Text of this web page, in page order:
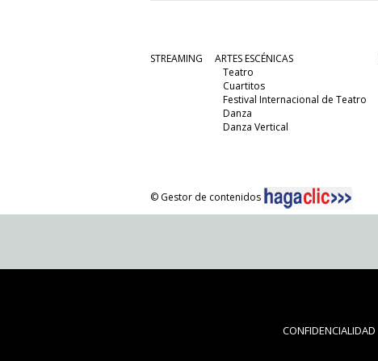
STREAMING
ARTES ESCÉNICAS
Teatro
Cuartitos
Festival Internacional de Teatro
Danza
Danza Vertical
© Gestor de contenidos
CONFIDENCIALIDAD